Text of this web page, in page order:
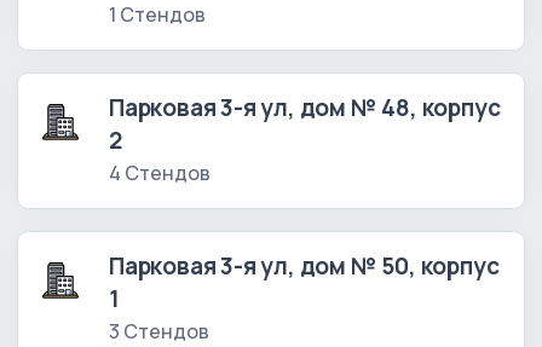
1 Стендов
Парковая 3-я ул, дом № 48, корпус
2
4 Стендов
Парковая 3-я ул, дом № 50, корпус
1
3 Стендов